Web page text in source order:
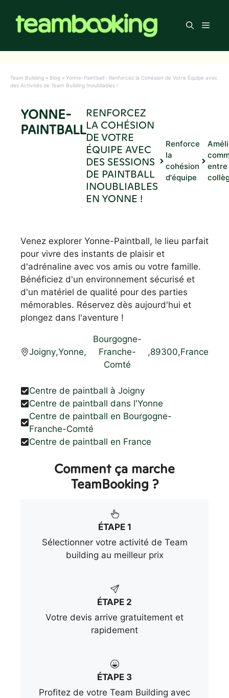
contenu
Menu
Team Building » Blog » Yonne-Paintball : Renforcez la Cohésion de Votre Équipe avec
des Activités de Team Building Inoubliables !
YONNE-
PAINTBALL
RENFORCEZ
LA COHÉSION
DE VOTRE
ÉQUIPE AVEC
DES SESSIONS
DE PAINTBALL
INOUBLIABLES
EN YONNE !
Renforce
la
cohésion
d'équipe
entre
Venez explorer Yonne-Paintball, le lieu parfait
pour vivre des instants de plaisir et
d'adrénaline avec vos amis ou votre famille.
Bénéficiez d'un environnement sécurisé et
d'un matériel de qualité pour des parties
mémorables. Réservez dès aujourd'hui et
plongez dans l'aventure !
Joigny,Yonne,
Bourgogne-
Franche-
Comté
,89300,France
Centre de paintball à Joigny
Centre de paintball dans l'Yonne
Centre de paintball en Bourgogne-
Franche-Comté
Centre de paintball en France
Comment ça marche
TeamBooking ?
ÉTAPE 1
Sélectionner votre activité de Team
building au meilleur prix
ÉTAPE 2
Votre devis arrive gratuitement et
rapidement
ÉTAPE 3
Profitez de votre Team Building avec